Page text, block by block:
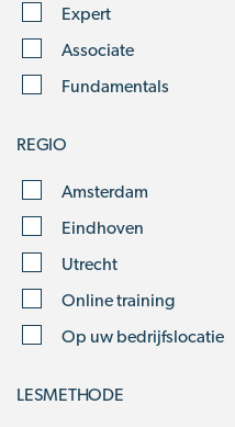
Expert
Associate
Fundamentals
REGIO
Amsterdam
Eindhoven
Utrecht
Online training
Op uw bedrijfslocatie
LESMETHODE